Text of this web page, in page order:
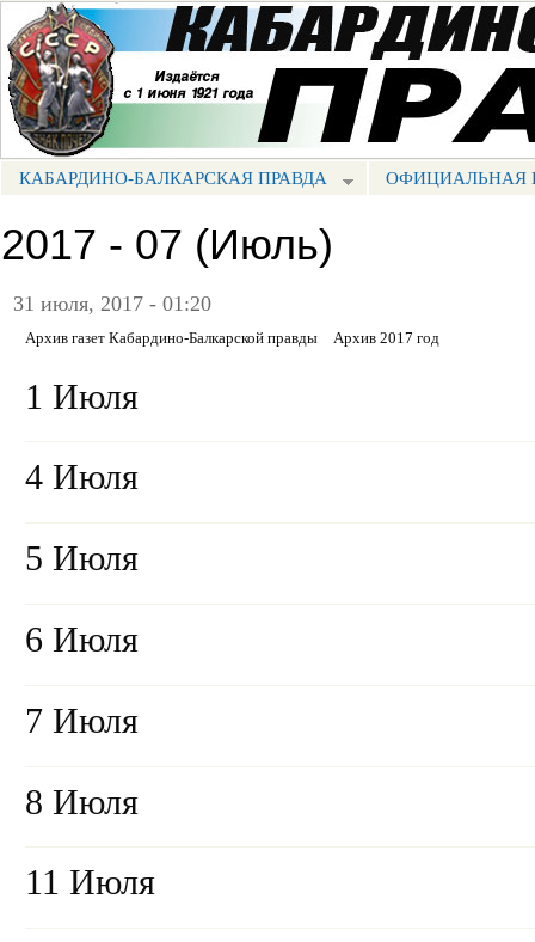
Портал СМИ КБР
МЕНЮ КБП
КАБАРДИНО-БАЛКАРСКАЯ ПРАВДА ОФИЦИАЛЬНАЯ
2017 - 07 (Июль)
31 июля, 2017 - 01:20
Архив газет Кабардино-Балкарской правды Архив 2017 год
1 Июля
4 Июля
5 Июля
6 Июля
7 Июля
8 Июля
11 Июля